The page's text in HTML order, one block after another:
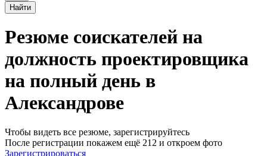
Найти
Резюме соискателей на
должность проектировщика
на полный день в
Александрове
Чтобы видеть все резюме, зарегистрируйтесь
После регистрации покажем ещё 212 и откроем фото
Зарегистрироваться